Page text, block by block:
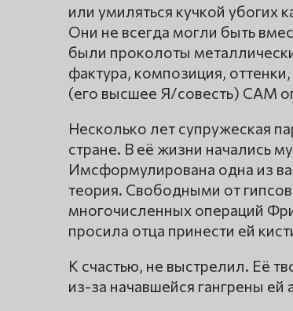
или умиляться кучкой
Они не всегда могли быть
были проколоты
фактура, композиция,
(его высшее Я/совесть) САМ
Несколько лет супружеская
стране. В её жизни начались
Имсформулирована одна из
теория. Свободными от
многочисленных операций
просила отца принести ей
К счастью, не выстрелил. Её
из-за начавшейся гангрены